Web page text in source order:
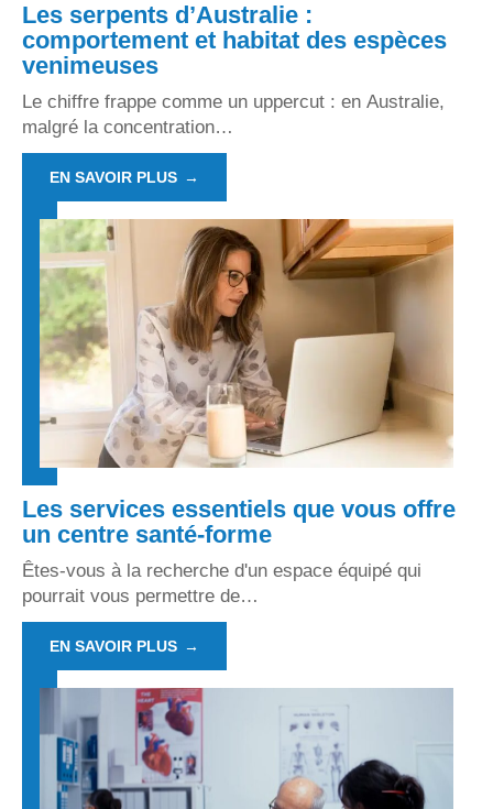
Les serpents d’Australie :
comportement et habitat des espèces
venimeuses
Le chiffre frappe comme un uppercut : en Australie,
malgré la concentration…
EN SAVOIR PLUS
Les services essentiels que vous offre
un centre santé-forme
Êtes-vous à la recherche d'un espace équipé qui
pourrait vous permettre de…
EN SAVOIR PLUS